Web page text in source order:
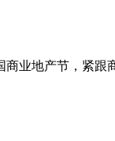
地产节，紧